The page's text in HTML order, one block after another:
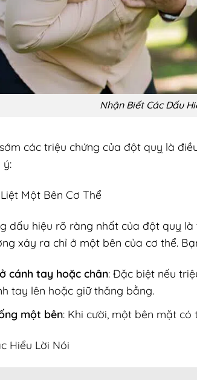
Nhận Biết Các Dấu
các triệu chứng của đột quỵ là
ý:
Một Bên Cơ Thể
dấu hiệu rõ ràng nhất của đột quỵ
xảy ra chỉ ở một bên của cơ thể.
cánh tay hoặc chân: Đặc biệt nếu
tay lên hoặc giữ thăng bằng.
một bên: Khi cười, một bên mặt
Hiểu Lời Nói